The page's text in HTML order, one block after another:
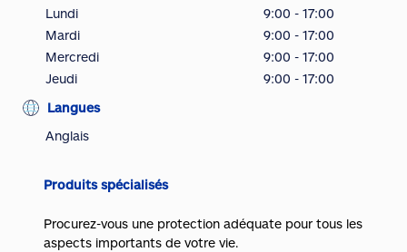
Lundi
9:00 - 17:00
Mardi
9:00 - 17:00
Mercredi
9:00 - 17:00
Jeudi
9:00 - 17:00
Langues
Anglais
Produits spécialisés
Procurez-vous une protection adéquate pour tous les
aspects importants de votre vie.